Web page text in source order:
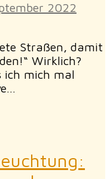
2022
Straßen, damit
Wirklich?
ich mich mal